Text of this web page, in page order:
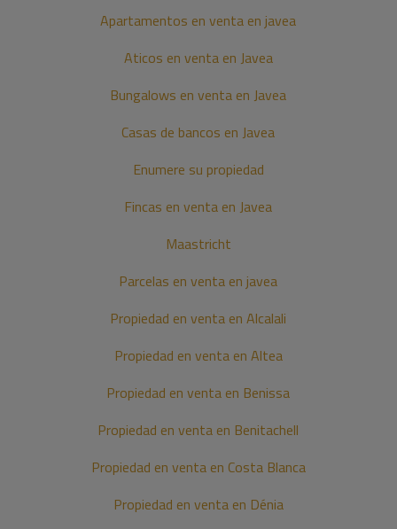
Apartamentos en venta en javea
Aticos en venta en Javea
Bungalows en venta en Javea
Casas de bancos en Javea
Enumere su propiedad
Fincas en venta en Javea
Maastricht
Parcelas en venta en javea
Propiedad en venta en Alcalali
Propiedad en venta en Altea
Propiedad en venta en Benissa
Propiedad en venta en Benitachell
Propiedad en venta en Costa Blanca
Propiedad en venta en Dénia